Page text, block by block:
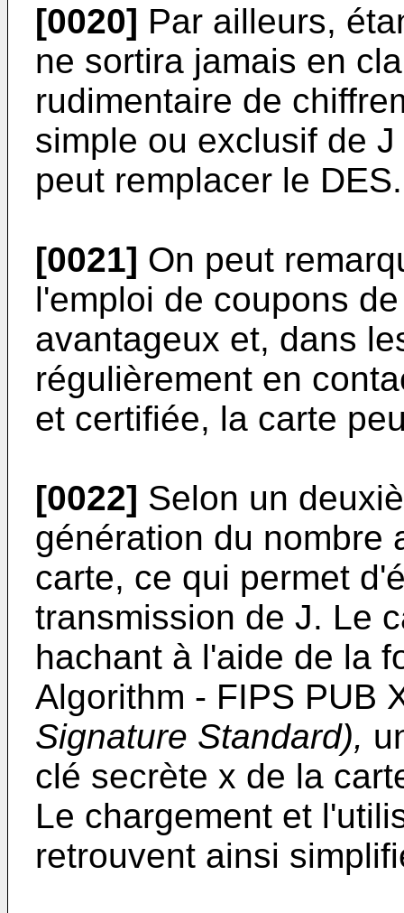
[0020] Par ailleurs,
ne sortira jamais en
rudimentaire de
simple ou exclusif de
peut remplacer le DES.
[0021] On peut
l'emploi de coupons
avantageux et, dans
régulièrement en
et certifiée, la carte
[0022] Selon un
génération du nombre
carte, ce qui permet
transmission de J. Le
hachant à l'aide de la
Algorithm - FIPS PUB
Signature Standard),
clé secrète x de la
Le chargement et
retrouvent ainsi